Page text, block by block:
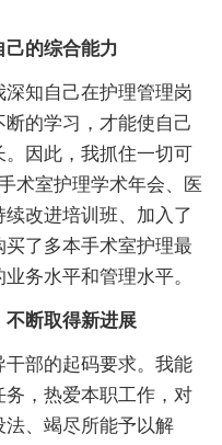
的综合能力
知自己在护理管理岗
的学习，才能使自己
因此，我抓住一切可
术室护理学术年会、医
改进培训班、加入了
了多本手术室护理最
务水平和管理水平。
断取得新进展
部的起码要求。我能
，热爱本职工作，对
、竭尽所能予以解